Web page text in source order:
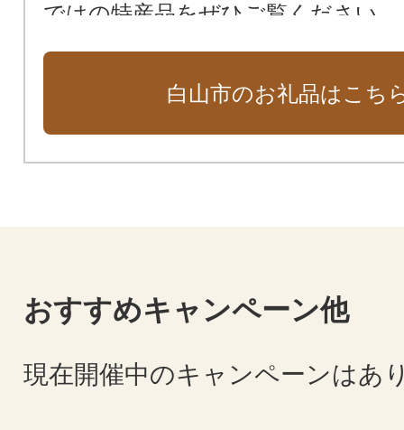
ではの特産品をぜひご覧ください。
白山市のお礼品はこち
おすすめキャンペーン他
現在開催中のキャンペーンはあ